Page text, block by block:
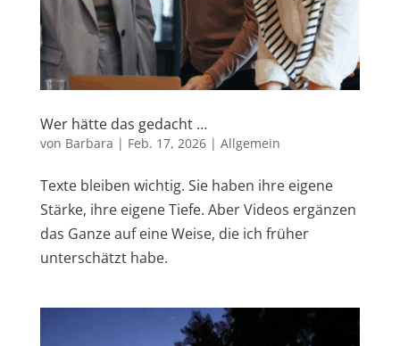
Wer hätte das gedacht …
von Barbara | Feb. 17, 2026| Allgemein
Texte bleiben wichtig. Sie haben ihre eigene
Stärke, ihre eigene Tiefe. Aber Videos ergänzen
das Ganze auf eine Weise, die ich früher
unterschätzt habe.